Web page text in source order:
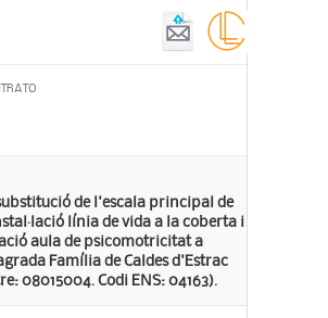
de l'escala principal de
línia de vida a la coberta i
aula de psicomotricitat a
Família de Caldes d'Estrac
08015004. Codi ENS: 04163).